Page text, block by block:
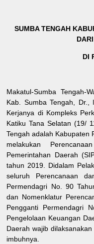
SUMBA TENGAH
DI
Makatul-Sumba Tengah-
Kab. Sumba Tengah,
Kerjanya di Kompleks
Katiku Tana Selatan (19/
Tengah adalah Kabupaten
melakukan
Pemerintahan Daerah
tahun 2019. Didalam
seluruh Perencanaan
Permendagri No. 90
dan Nomenklatur
Pengganti Permendagri
Pengelolaan Keuangan
Daerah wajib
imbuhnya.